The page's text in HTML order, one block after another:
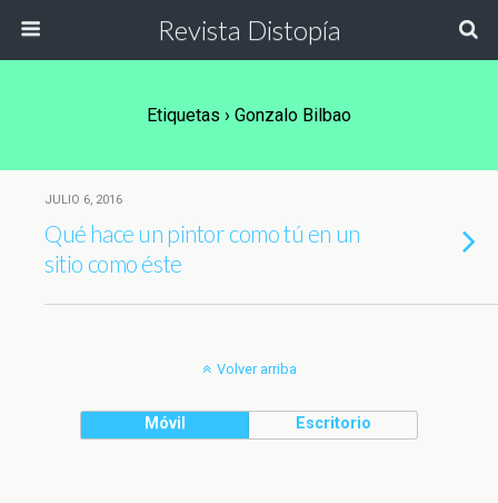
Revista Distopía
Etiquetas › Gonzalo Bilbao
JULIO 6, 2016
Qué hace un pintor como tú en un
sitio como éste
Volver arriba
Móvil Escritorio